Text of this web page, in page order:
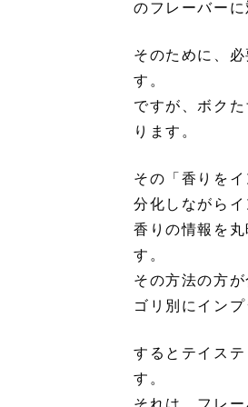
のフレーバーに
そのために、
す。
ですが、ボク
ります。
その「香りを
分化しながら
香りの情報を
す。
その方法の方
ゴリ別にイン
するとテイス
す。
それは、フレ